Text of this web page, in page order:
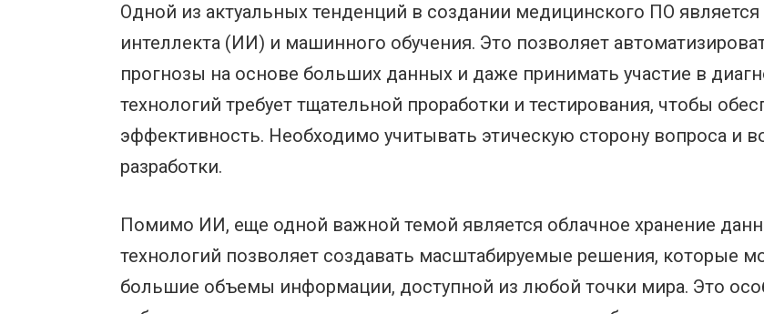
Одной из актуальных тенденций в создании медицинского ПО
интеллекта (ИИ) и машинного обучения. Это позволяет
прогнозы на основе больших данных и даже принимать участие в
технологий требует тщательной проработки и тестирования, чтобы
эффективность. Необходимо учитывать этическую сторону вопроса и
разработки.
Помимо ИИ, еще одной важной темой является облачное хранение
технологий позволяет создавать масштабируемые решения, которые
большие объемы информации, доступной из любой точки мира. Это